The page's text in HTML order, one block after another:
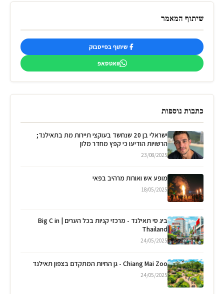
שיתוף המאמר
שיתוף בפייסבוק
וואטסאפ
כתבות נוספות
ישראלי בן 20 שנחשד בעוקצי תיירות מת בתאילנד;
הרשויות הודיעו כי קפץ מחדר מלון
23/08/2025
מופע אש ואורות מרהיב בפאי
18/05/2025
ביג סי תאילנד - מרכזי קניות בכל הערים | Big C in
Thailand
24/05/2025
Chiang Mai Zoo - גן החיות המתקדם בצפון תאילנד
24/05/2025